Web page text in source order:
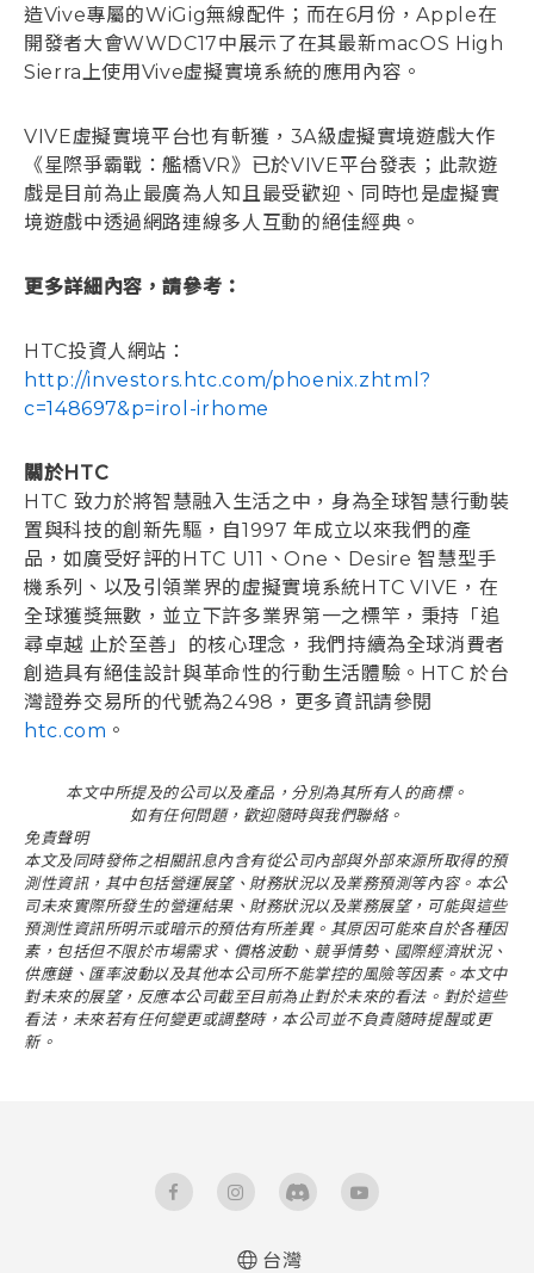
造Vive專屬的WiGig無線配件；而在6月份，Apple在
開發者大會WWDC17中展示了在其最新macOS High
Sierra上使用Vive虛擬實境系統的應用內容。
VIVE虛擬實境平台也有斬獲，3A級虛擬實境遊戲大作
《星際爭霸戰：艦橋VR》已於VIVE平台發表；此款遊
戲是目前為止最廣為人知且最受歡迎、同時也是虛擬實
境遊戲中透過網路連線多人互動的絕佳經典。
更多詳細內容，請參考：
HTC投資人網站：
http://investors.htc.com/phoenix.zhtml?
c=148697&p=irol-irhome
關於HTC
HTC 致力於將智慧融入生活之中，身為全球智慧行動裝
置與科技的創新先驅，自1997 年成立以來我們的產
品，如廣受好評的HTC U11、One、Desire 智慧型手
機系列、以及引領業界的虛擬實境系統HTC VIVE，在
全球獲獎無數，並立下許多業界第一之標竿，秉持「追
尋卓越 止於至善」的核心理念，我們持續為全球消費者
創造具有絕佳設計與革命性的行動生活體驗。HTC 於台
灣證券交易所的代號為2498，更多資訊請參閱
htc.com 。
本文中所提及的公司以及產品，分別為其所有人的商標。
如有任何問題，歡迎隨時與我們聯絡。
免責聲明
本文及同時發佈之相關訊息內含有從公司內部與外部來源所取得的預
測性資訊，其中包括營運展望、財務狀況以及業務預測等內容。本公
司未來實際所發生的營運結果、財務狀況以及業務展望，可能與這些
預測性資訊所明示或暗示的預估有所差異。其原因可能來自於各種因
素，包括但不限於市場需求、價格波動、競爭情勢、國際經濟狀況、
供應鏈、匯率波動以及其他本公司所不能掌控的風險等因素。本文中
對未來的展望，反應本公司截至目前為止對於未來的看法。對於這些
看法，未來若有任何變更或調整時，本公司並不負責隨時提醒或更
新。
台灣